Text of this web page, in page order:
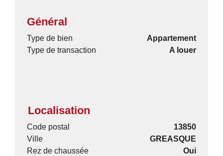
Général
Type de bien
Appartement
Type de transaction
A louer
Localisation
Code postal
13850
Ville
GREASQUE
Rez de chaussée
Oui